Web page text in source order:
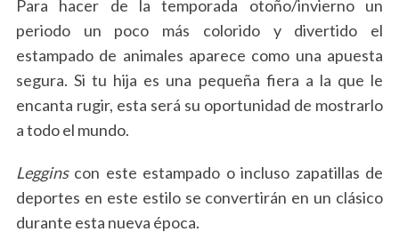
Para hacer de la temporada otoño/invierno un
periodo un poco más colorido y divertido el
estampado de animales aparece como una apuesta
segura. Si tu hija es una pequeña fiera a la que le
encanta rugir, esta será su oportunidad de mostrarlo
a todo el mundo.
Legginscon este estampado o incluso zapatillas de
deportes en este estilo se convertirán en un clásico
durante esta nueva época.